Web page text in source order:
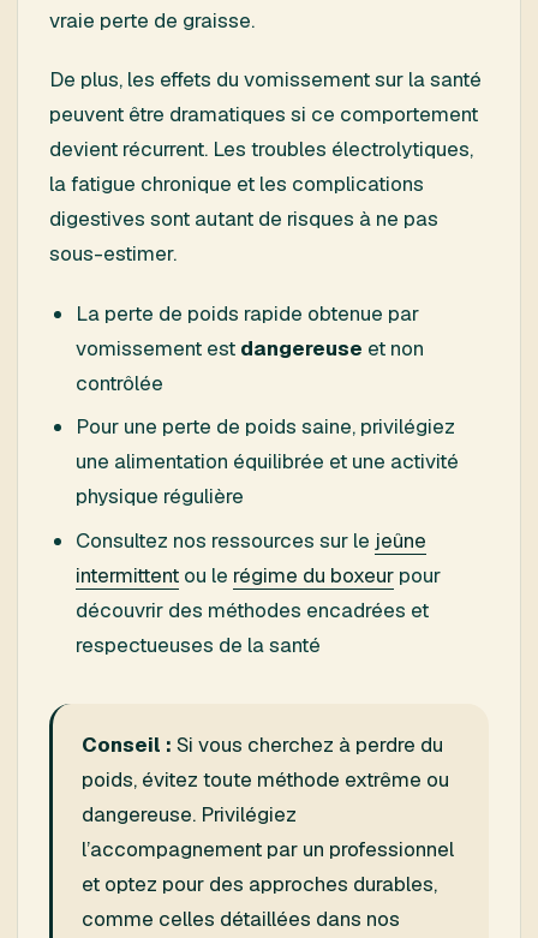
vraie perte de graisse.
De plus, les effets du vomissement sur la santé
peuvent être dramatiques si ce comportement
devient récurrent. Les troubles électrolytiques,
la fatigue chronique et les complications
digestives sont autant de risques à ne pas
sous-estimer.
La perte de poids rapide obtenue par
vomissement est dangereuse et non
contrôlée
Pour une perte de poids saine, privilégiez
une alimentation équilibrée et une activité
physique régulière
Consultez nos ressources sur le jeûne
intermittentou le régime du boxeurpour
découvrir des méthodes encadrées et
respectueuses de la santé
Conseil : Si vous cherchez à perdre du
poids, évitez toute méthode extrême ou
dangereuse. Privilégiez
l’accompagnement par un professionnel
et optez pour des approches durables,
comme celles détaillées dans nos